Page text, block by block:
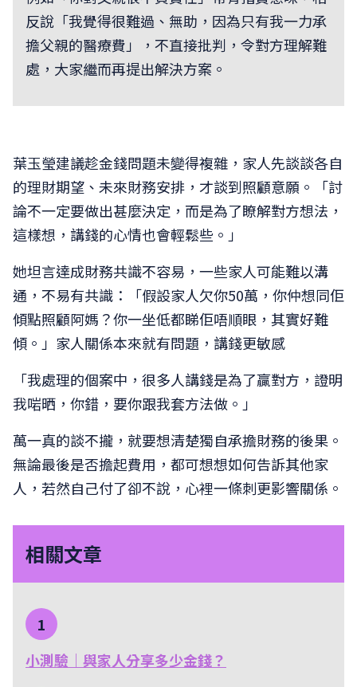
反說「我覺得很難過、無助，因為只有我一力承
擔父親的醫療費」，不直接批判，令對方理解難
處，大家繼而再提出解決方案。
葉玉瑩建議趁金錢問題未變得複雜，家人先談談各自
的理財期望、未來財務安排，才談到照顧意願。「討
論不一定要做出甚麼決定，而是為了瞭解對方想法，
這樣想，講錢的心情也會輕鬆些。」
她坦言達成財務共識不容易，一些家人可能難以溝
通，不易有共識：「假設家人欠你50萬，你仲想同佢
傾點照顧阿媽？你一坐低都睇佢唔順眼，其實好難
傾。」家人關係本來就有問題，講錢更敏感
「我處理的個案中，很多人講錢是為了贏對方，證明
我啱晒，你錯，要你跟我套方法做。」
萬一真的談不攏，就要想清楚獨自承擔財務的後果。
無論最後是否擔起費用，都可想想如何告訴其他家
人，若然自己付了卻不說，心裡一條刺更影響關係。
相關文章
1
小測驗｜與家人分享多少金錢？